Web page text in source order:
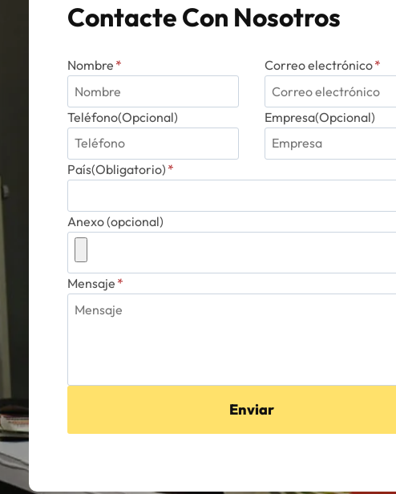
Contacte Con Nosotros
Nombre * Correo electrónico*
Teléfono(Opcional) Empresa(Opcional)
País(Obligatorio) *
Anexo (opcional)
Mensaje *
Enviar